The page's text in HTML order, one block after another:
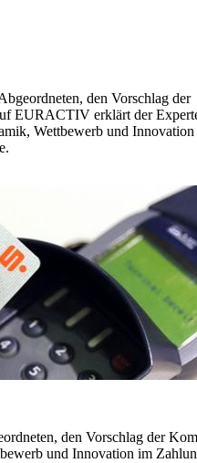
den Vorschlag der
EURACTIV erklärt der
Wettbewerb und
den Vorschlag der
und Innovation im